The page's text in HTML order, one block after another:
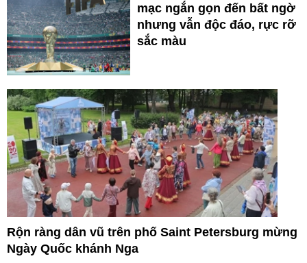
mạc ngắn gọn đến bất ngờ
nhưng vẫn độc đáo, rực rỡ
sắc màu
Rộn ràng dân vũ trên phố Saint Petersburg mừng
Ngày Quốc khánh Nga